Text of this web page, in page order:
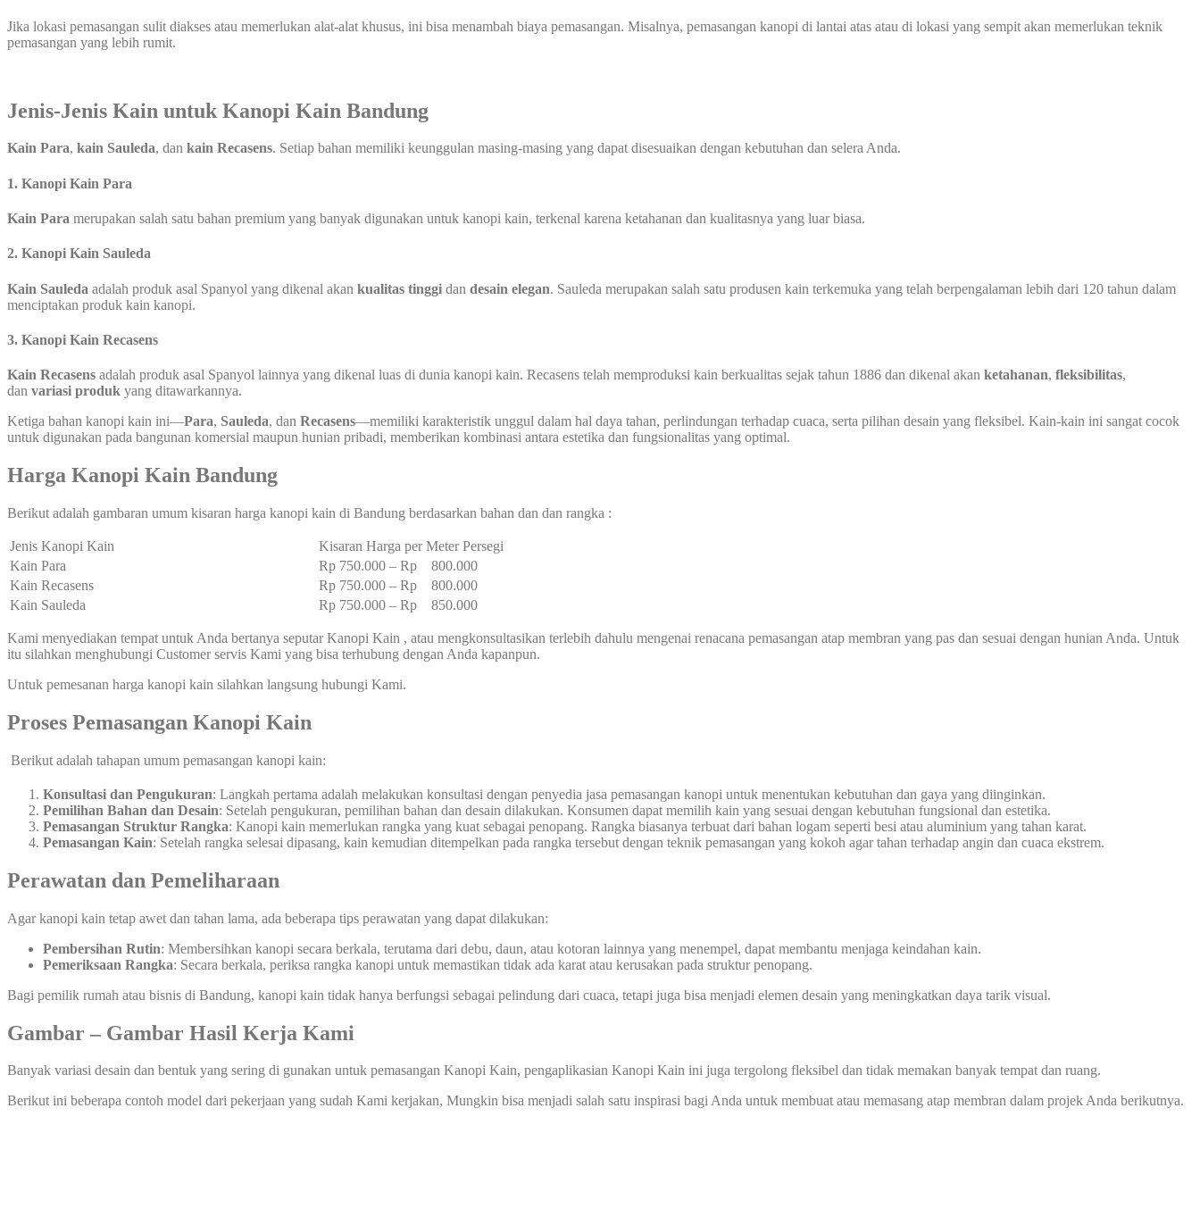
Jika lokasi pemasangan sulit diakses atau memerlukan alat-alat khusus, ini bisa menambah biaya pemasangan. Misalnya, pemasangan kanopi di lantai atas atau di lokasi yang sempit akan memerlukan teknik
pemasangan yang lebih rumit.
Jenis-Jenis Kain untuk Kanopi Kain Bandung
Kain Para, kain Sauleda, dan kain Recasens. Setiap bahan memiliki keunggulan masing-masing yang dapat disesuaikan dengan kebutuhan dan selera Anda.
1. Kanopi Kain Para
Kain Para merupakan salah satu bahan premium yang banyak digunakan untuk kanopi kain, terkenal karena ketahanan dan kualitasnya yang luar biasa.
2. Kanopi Kain Sauleda
Kain Sauleda adalah produk asal Spanyol yang dikenal akan kualitas tinggi dan desain elegan. Sauleda merupakan salah satu produsen kain terkemuka yang telah berpengalaman lebih dari 120 tahun dalam
menciptakan produk kain kanopi.
3. Kanopi Kain Recasens
Kain Recasens adalah produk asal Spanyol lainnya yang dikenal luas di dunia kanopi kain. Recasens telah memproduksi kain berkualitas sejak tahun 1886 dan dikenal akan ketahanan, fleksibilitas,
dan variasi produk yang ditawarkannya.
Ketiga bahan kanopi kain ini—Para, Sauleda, dan Recasens—memiliki karakteristik unggul dalam hal daya tahan, perlindungan terhadap cuaca, serta pilihan desain yang fleksibel. Kain-kain ini sangat cocok
untuk digunakan pada bangunan komersial maupun hunian pribadi, memberikan kombinasi antara estetika dan fungsionalitas yang optimal.
Harga Kanopi Kain Bandung
Berikut adalah gambaran umum kisaran harga kanopi kain di Bandung berdasarkan bahan dan dan rangka :
Jenis Kanopi Kain
Kisaran Harga per Meter Persegi
Kain Para
Rp 750.000 – Rp 800.000
Kain Recasens
Rp 750.000 – Rp 800.000
Kain Sauleda
Rp 750.000 – Rp 850.000
Kami menyediakan tempat untuk Anda bertanya seputar Kanopi Kain , atau mengkonsultasikan terlebih dahulu mengenai renacana pemasangan atap membran yang pas dan sesuai dengan hunian Anda. Untuk
itu silahkan menghubungi Customer servis Kami yang bisa terhubung dengan Anda kapanpun.
Untuk pemesanan harga kanopi kain silahkan langsung hubungi Kami.
Proses Pemasangan Kanopi Kain
Berikut adalah tahapan umum pemasangan kanopi kain:
Konsultasi dan Pengukuran: Langkah pertama adalah melakukan konsultasi dengan penyedia jasa pemasangan kanopi untuk menentukan kebutuhan dan gaya yang diinginkan.
Pemilihan Bahan dan Desain: Setelah pengukuran, pemilihan bahan dan desain dilakukan. Konsumen dapat memilih kain yang sesuai dengan kebutuhan fungsional dan estetika.
Pemasangan Struktur Rangka: Kanopi kain memerlukan rangka yang kuat sebagai penopang. Rangka biasanya terbuat dari bahan logam seperti besi atau aluminium yang tahan karat.
Pemasangan Kain: Setelah rangka selesai dipasang, kain kemudian ditempelkan pada rangka tersebut dengan teknik pemasangan yang kokoh agar tahan terhadap angin dan cuaca ekstrem.
Perawatan dan Pemeliharaan
Agar kanopi kain tetap awet dan tahan lama, ada beberapa tips perawatan yang dapat dilakukan:
Pembersihan Rutin: Membersihkan kanopi secara berkala, terutama dari debu, daun, atau kotoran lainnya yang menempel, dapat membantu menjaga keindahan kain.
Pemeriksaan Rangka: Secara berkala, periksa rangka kanopi untuk memastikan tidak ada karat atau kerusakan pada struktur penopang.
Bagi pemilik rumah atau bisnis di Bandung, kanopi kain tidak hanya berfungsi sebagai pelindung dari cuaca, tetapi juga bisa menjadi elemen desain yang meningkatkan daya tarik visual.
Gambar – Gambar Hasil Kerja Kami
Banyak variasi desain dan bentuk yang sering di gunakan untuk pemasangan Kanopi Kain, pengaplikasian Kanopi Kain ini juga tergolong fleksibel dan tidak memakan banyak tempat dan ruang.
Berikut ini beberapa contoh model dari pekerjaan yang sudah Kami kerjakan, Mungkin bisa menjadi salah satu inspirasi bagi Anda untuk membuat atau memasang atap membran dalam projek Anda berikutnya.